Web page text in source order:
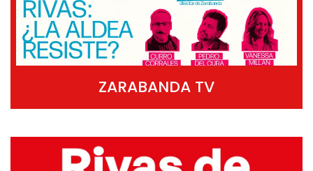
ZARABANDA TV